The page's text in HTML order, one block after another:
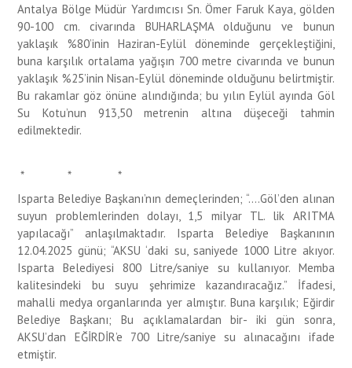
Antalya Bölge Müdür Yardımcısı Sn. Ömer Faruk Kaya, gölden
90-100 cm. civarında BUHARLAŞMA olduğunu ve bunun
yaklaşık %80’inin Haziran-Eylül döneminde gerçekleştiğini,
buna karşılık ortalama yağışın 700 metre civarında ve bunun
yaklaşık %25’inin Nisan-Eylül döneminde olduğunu belirtmiştir.
Bu rakamlar göz önüne alındığında; bu yılın Eylül ayında Göl
Su Kotu’nun 913,50 metrenin altına düşeceği tahmin
edilmektedir.
* * *
Isparta Belediye Başkanı’nın demeçlerinden; “….Göl’den alınan
suyun problemlerinden dolayı, 1,5 milyar TL. lik ARITMA
yapılacağı” anlaşılmaktadır. Isparta Belediye Başkanının
12.04.2025 günü; “AKSU ‘daki su, saniyede 1000 Litre akıyor.
Isparta Belediyesi 800 Litre/saniye su kullanıyor. Memba
kalitesindeki bu suyu şehrimize kazandıracağız.” İfadesi,
mahalli medya organlarında yer almıştır. Buna karşılık; Eğirdir
Belediye Başkanı; Bu açıklamalardan bir- iki gün sonra,
AKSU’dan EĞİRDİR’e 700 Litre/saniye su alınacağını ifade
etmiştir.